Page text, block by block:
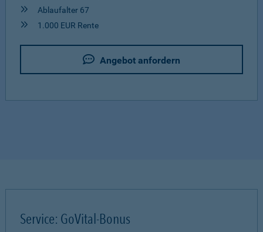
Ablaufalter 67
1.000 EUR Rente
Angebot anfordern
Service: GoVital-Bonus